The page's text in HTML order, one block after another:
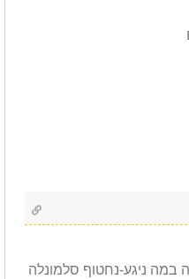
במה ניגע-נחטוף סלמונלה